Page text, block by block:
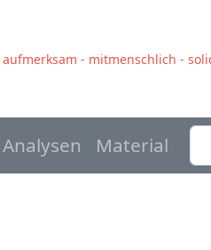
- mitmenschlich -
Analysen Material